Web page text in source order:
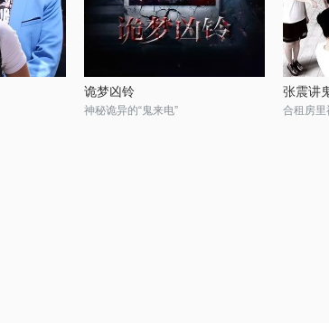
诡梦凶铃
神秘诡异的“鬼来电”
张震讲
合租房里